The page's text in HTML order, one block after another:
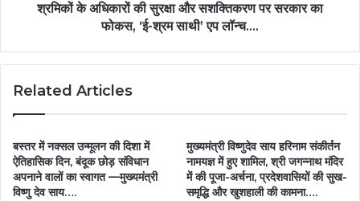
श्रमिकों के अधिकारों की सुरक्षा और सशक्तिकरण पर सरकार का
फोकस, ‘ई-श्रम साथी’ एप लॉन्च….
Related Articles
बस्तर में नक्सल उन्मूलन की दिशा में
ऐतिहासिक दिन, बंदूक छोड़ संविधान
अपनाने वालों का स्वागत —मुख्यमंत्री
विष्णु देव साय….
मुख्यमंत्री विष्णुदेव साय हरिनाम संकीर्तन
नामयज्ञ में हुए शामिल, श्री जगन्नाथ मंदिर
में की पूजा-अर्चना, प्रदेशवासियों की सुख-
समृद्धि और खुशहाली की कामना….